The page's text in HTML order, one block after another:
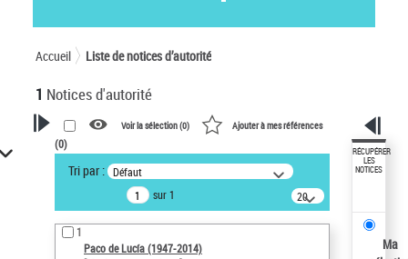
Accueil Liste de notices d’autorité
1 Notices d'autorité
VOTRE RECHERCHE
Recherche avancée dans les
notices d’autorité
Œuvres liées à l'auteur :
Paco de Lucía (1947-2014)
Voir la sélection (0) Ajouter à mes références
(0)
Tri par : Défaut
sur 1
20
résultats/page
1
Paco de Lucía (1947-2014)
RÉCUPÉRER
LES
NOTICES
Ma